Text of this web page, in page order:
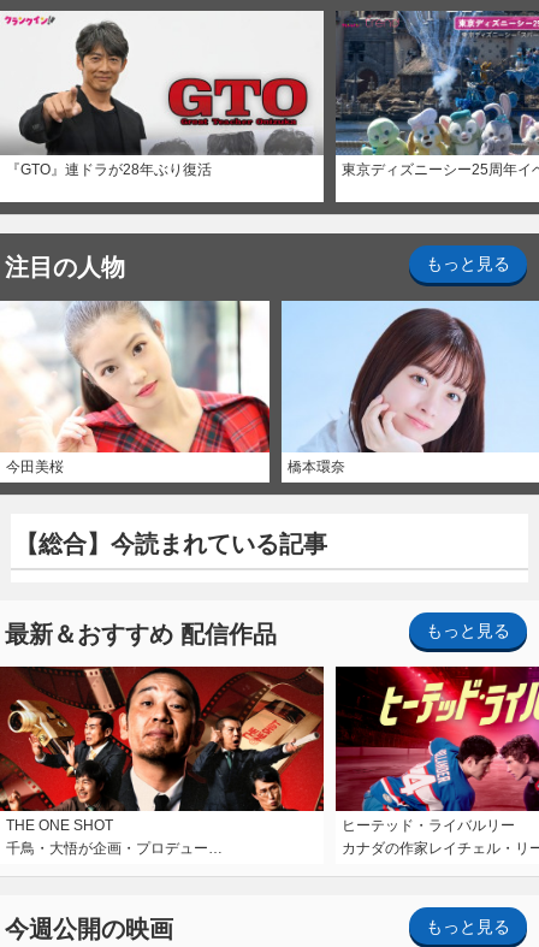
『GTO』連ドラが28年ぶり復活 東京ディズニーシー25周年イ
注目の人物 もっと見る
今田美桜 橋本環奈
【総合】今読まれている記事
最新＆おすすめ 配信作品 もっと見る
THE ONE SHOT
千鳥・大悟が企画・プロデュー…
ヒーテッド・ライバルリー
カナダの作家レイチェル・リ
今週公開の映画 もっと見る